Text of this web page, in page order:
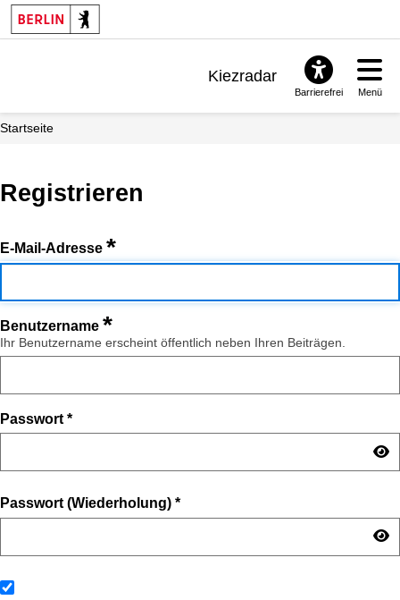
Kiezradar
Barrierefrei Menü
Startseite
Registrieren
E-Mail-Adresse *
Benutzername *
Ihr Benutzername erscheint öffentlich neben Ihren Beiträgen.
Passwort *
Passwort (Wiederholung) *